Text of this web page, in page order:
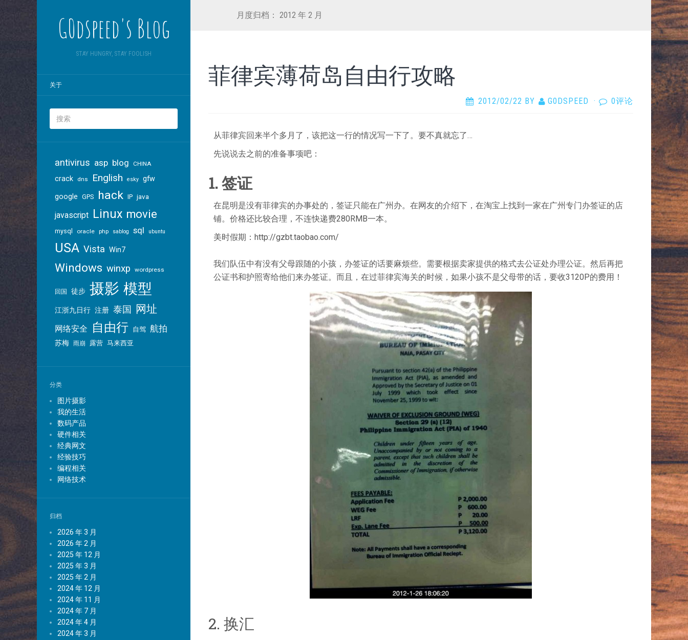
G0dspeed's Blog
STAY HUNGRY, STAY FOOLISH
关于
antivirus asp blog CHINA
crack dns English esky gfw
google GPS hack IP java
javascript Linux movie
mysql oracle php sablog sql ubuntu
USA Vista Win7
Windows winxp wordpress
回国 徒步 摄影 模型
江浙九日行 注册 泰国 网址
网络安全 自由行 自驾 航拍
苏梅 雨崩 露营 马来西亚
分类
图片摄影
我的生活
数码产品
硬件相关
经典网文
经验技巧
编程相关
网络技术
归档
2026 年 3 月
2026 年 2 月
2025 年 12 月
2025 年 3 月
2025 年 2 月
2024 年 12 月
2024 年 11 月
2024 年 7 月
2024 年 4 月
2024 年 3 月
月度归档： 2012 年 2 月
菲律宾薄荷岛自由行攻略
2012/02/22 BY G0DSPEED · 0评论
从菲律宾回来半个多月了，该把这一行的情况写一下了。要不真就忘了…
先说说去之前的准备事项吧：
1. 签证
在昆明是没有菲律宾的办事处的，签证只能在广州办。在网友的介绍下，在淘宝上找到一家在广州专门办签证的店
铺。价格还比较合理，不连快递费280RMB一本。
美时假期：http://gzbt.taobao.com/
我们队伍中有没有父母跟随的小孩，办签证的话要麻烦些。需要根据卖家提供的格式去公证处办理公证。然后再把
公证书和护照寄给他们来办签证。而且，在过菲律宾海关的时候，如果小孩不是父母带的话，要收3120P的费用！
2. 换汇